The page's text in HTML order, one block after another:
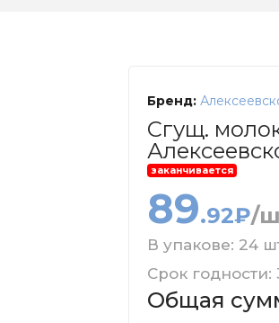
Бренд:
Сгущ.
заканчивается
89.92₽/
В упакове: 24
Срок годности:
Общая